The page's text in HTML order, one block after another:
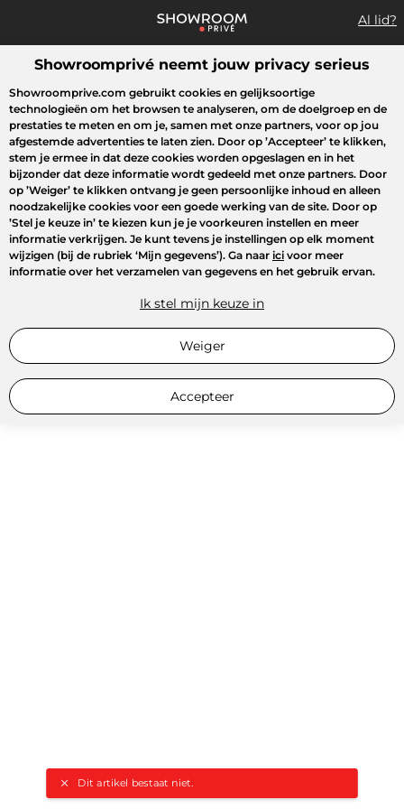
Al lid?
Wat zoek je?
Dit artikel bestaat niet.
Overzicht sales Sport Fashion Kids Beauty
Showroomprivé neemt jouw privacy serieus
Showroomprive.com gebruikt cookies en gelijksoortige
technologieën om het browsen te analyseren, om de doelgroep en de
prestaties te meten en om je, samen met onze partners, voor op jou
afgestemde advertenties te laten zien. Door op ’Accepteer’ te klikken,
stem je ermee in dat deze cookies worden opgeslagen en in het
bijzonder dat deze informatie wordt gedeeld met onze partners. Door
op ’Weiger’ te klikken ontvang je geen persoonlijke inhoud en alleen
noodzakelijke cookies voor een goede werking van de site. Door op
’Stel je keuze in’ te kiezen kun je je voorkeuren instellen en meer
informatie verkrijgen. Je kunt tevens je instellingen op elk moment
wijzigen (bij de rubriek ‘Mijn gegevens’). Ga naar ici voor meer
informatie over het verzamelen van gegevens en het gebruik ervan.
Ik stel mijn keuze in
Weiger
Accepteer